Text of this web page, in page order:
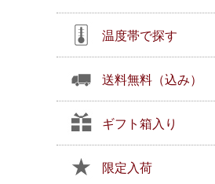
温度帯で探す
送料無料（込み）
ギフト箱入り
限定入荷